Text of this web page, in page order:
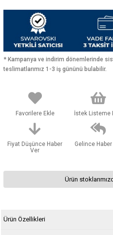
* Kampanya ve indirim dönemlerinde
teslimatlarımız 1-3 iş gününü bulabilir.
Favorilere Ekle İstek Listeme
Fiyat Düşünce Haber
Ver
Gelince
Ürün
Ürün Özellikleri